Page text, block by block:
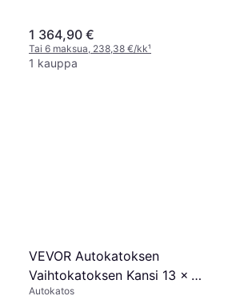
1 364,90 €
Tai 6 maksua, 238,38 €/kk¹
1 kauppa
VEVOR Autokatoksen
Vaihtokatoksen Kansi 13 x 20
Autokatos